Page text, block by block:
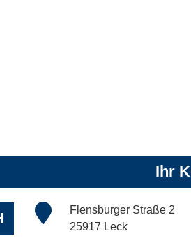
Ihr
Flensburger Straße 2
25917 Leck